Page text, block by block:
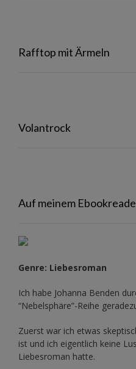
Rafftop mit Ärmeln
Volantrock
Auf meinem
Genre: Liebesroman
Ich habe Johanna Benden
“Nebelsphäre”-Reihe
Zuerst war ich etwas
ist und ich eigentlich keine
Liebesroman hatte.